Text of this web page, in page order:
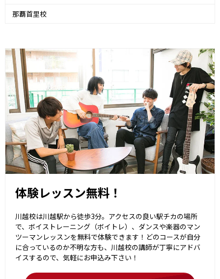
那覇首里校
体験レッスン無料！
川越校は川越駅から徒歩3分。アクセスの良い駅チカの場所
で、ボイストレーニング（ボイトレ）、ダンスや楽器のマン
ツーマンレッスンを無料で体験できます！どのコースが自分
に合っているのか不明な方も、川越校の講師が丁寧にアドバ
イスするので、気軽にお申込み下さい！